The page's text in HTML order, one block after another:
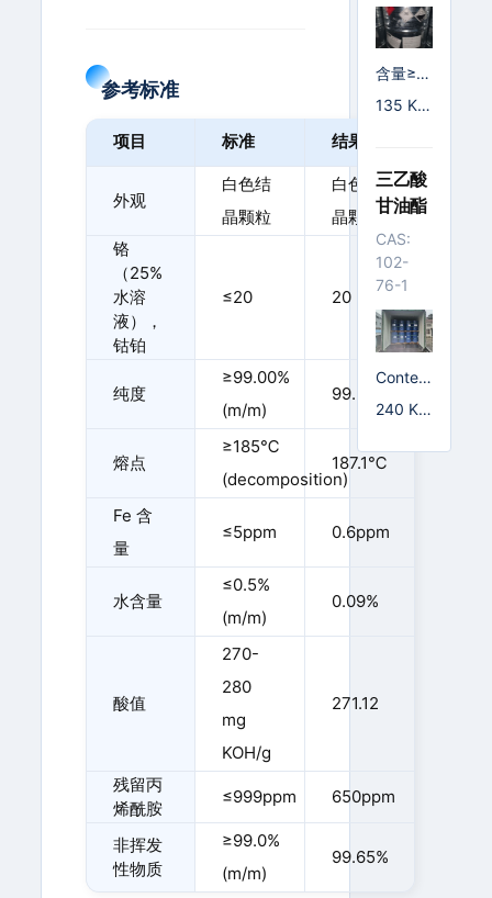
参考标准
项目 标准 结果
外观
白色结
晶颗粒
白色结
晶颗粒
铬
（25%
水溶
液），
钴铂
≤20 20
纯度
≥99.00%
(m/m)
99.29%
熔点
≥185℃
(decomposition)
187.1℃
Fe 含
量
≤5ppm 0.6ppm
水含量
≤0.5%
(m/m)
0.09%
酸值
270-
280
mg
KOH/g
271.12
残留丙
烯酰胺
≤999ppm 650ppm
非挥发
性物质
≥99.0%
(m/m)
99.65%
含量≥9
9.5%
135 K
三乙酸
甘油酯
CAS:
102-
76-1
Conten
t≥99.
99.0%
240 K
1150 K
00 KG/I
G/液袋;